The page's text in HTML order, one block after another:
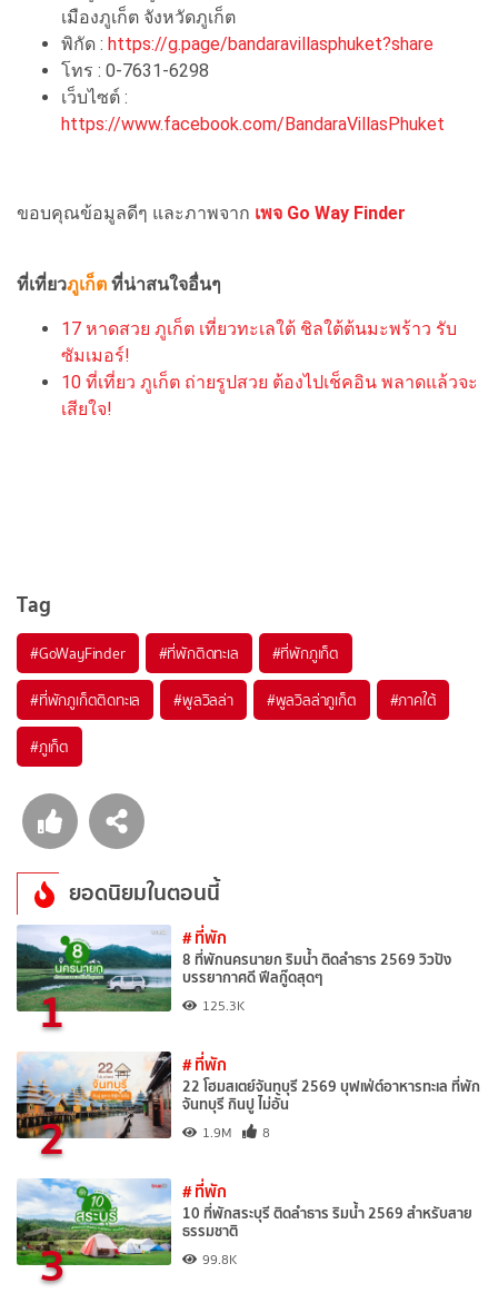
เมืองภูเก็ต จังหวัดภูเก็ต
พิกัด : https://g.page/bandaravillasphuket?share
โทร : 0-7631-6298
เว็บไซต์ :
https://www.facebook.com/BandaraVillasPhuket
ขอบคุณข้อมูลดีๆ และภาพจาก เพจ Go Way Finder
ที่เที่ยวภูเก็ต ที่น่าสนใจอื่นๆ
17 หาดสวย ภูเก็ต เที่ยวทะเลใต้ ชิลใต้ต้นมะพร้าว รับ
ซัมเมอร์!
10 ที่เที่ยว ภูเก็ต ถ่ายรูปสวย ต้องไปเช็คอิน พลาดแล้วจะ
เสียใจ!
Tag
#GoWayFinder #ที่พักติดทะเล #ที่พักภูเก็ต
#ที่พักภูเก็ตติดทะเล #พูลวิลล่า #พูลวิลล่าภูเก็ต #ภาคใต้
#ภูเก็ต
ยอดนิยมในตอนนี้
1
# ที่พัก
8 ที่พักนครนายก ริมน้ำ ติดลำธาร 2569 วิวปัง
บรรยากาศดี ฟีลกู๊ดสุดๆ
125.3K
2
# ที่พัก
22 โฮมสเตย์จันทบุรี 2569 บุฟเฟ่ต์อาหารทะเล ที่พัก
จันทบุรี กินปู ไม่อั้น
1.9M 8
3
# ที่พัก
10 ที่พักสระบุรี ติดลำธาร ริมน้ำ 2569 สำหรับสาย
ธรรมชาติ
99.8K